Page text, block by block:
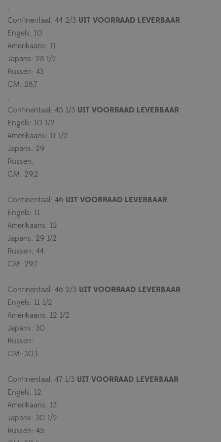
.
Continentaal: 44 2/3 UIT VOORRAAD LEVERBAAR
Engels: 10
Amerikaans: 11
Japans: 28 1/2
Russen: 43
CM: 28,7
.
Continentaal: 45 1/3 UIT VOORRAAD LEVERBAAR
Engels: 10 1/2
Amerikaans: 11 1/2
Japans: 29
Russen:
CM: 29,2
.
Continentaal: 46 UIT VOORRAAD LEVERBAAR
Engels: 11
Amerikaans: 12
Japans: 29 1/2
Russen: 44
CM: 29,7
.
Continentaal: 46 2/3 UIT VOORRAAD LEVERBAAR
Engels: 11 1/2
Amerikaans: 12 1/2
Japans: 30
Russen:
CM: 30,1
.
Continentaal: 47 1/3 UIT VOORRAAD LEVERBAAR
Engels: 12
Amerikaans: 13
Japans: 30 1/2
Russen: 45